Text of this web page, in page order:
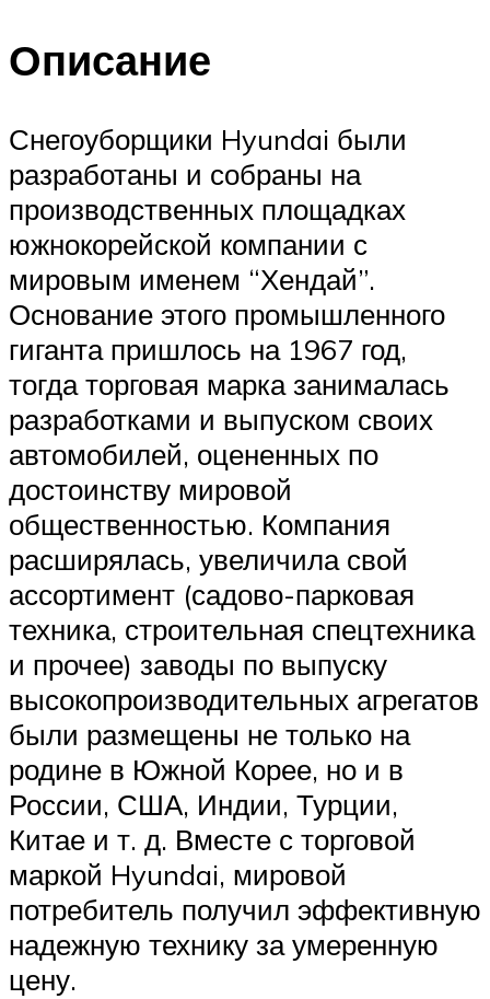
Описание
Снегоуборщики Hyundai были
разработаны и собраны на
производственных площадках
южнокорейской компании с
мировым именем “Хендай”.
Основание этого промышленного
гиганта пришлось на 1967 год,
тогда торговая марка занималась
разработками и выпуском своих
автомобилей, оцененных по
достоинству мировой
общественностью. Компания
расширялась, увеличила свой
ассортимент (садово-парковая
техника, строительная спецтехника
и прочее) заводы по выпуску
высокопроизводительных агрегатов
были размещены не только на
родине в Южной Корее, но и в
России, США, Индии, Турции,
Китае и т. д. Вместе с торговой
маркой Hyundai, мировой
потребитель получил эффективную
надежную технику за умеренную
цену.